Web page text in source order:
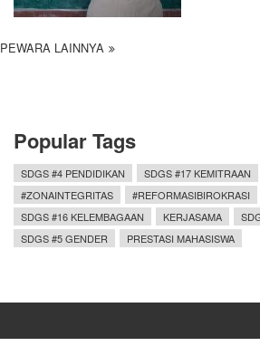
PEWARA LAINNYA
Popular Tags
SDGS #4 PENDIDIKAN SDGS #17 KEMITRAAN
#ZONAINTEGRITAS
#REFORMASIBIROKRASI
SDGS #16 KELEMBAGAAN
KERJASAMA
SDGS #5 GENDER
PRESTASI MAHASISWA